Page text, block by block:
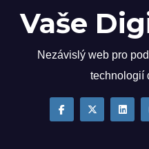
Vaše
Nezávislý web pro
technologií